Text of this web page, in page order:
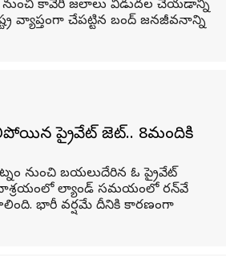
నుంచి కావేరీ జలాలు విడుదల చేయడాన్ని
వ్యాప్తంగా చేపట్టిన బంద్ జనజీవనాన్ని
ప్రైవేట్ జెట్.. 8మందికి
నుంచి బయలుదేరిన ఓ ప్రైవేట్
ల్యాండ్ సమయంలో రన్‌వే
భారీ వర్షమే దీనికి కారణంగా